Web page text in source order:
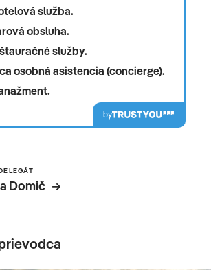
služba.
obsluha.
služby.
osobná asistencia (concierge).
by
Domič